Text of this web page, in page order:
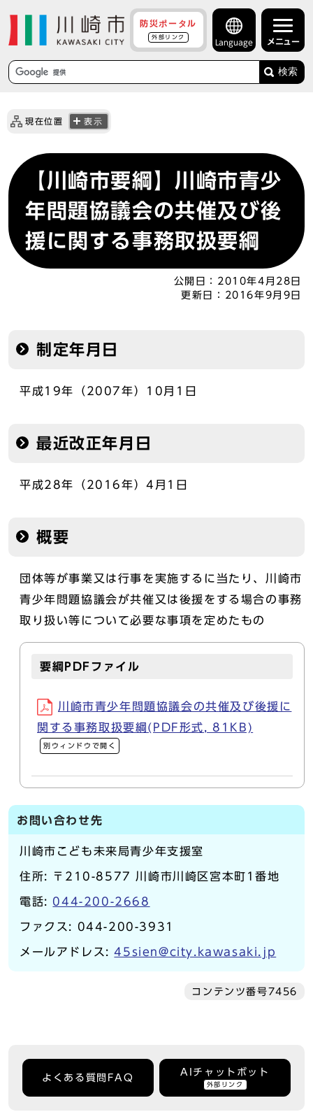
防災ポータル
外部リンク
Language メニュー
検索
現在位置 表示
【川崎市要綱】川崎市青少
年問題協議会の共催及び後
援に関する事務取扱要綱
公開日： 2010年4月28日
更新日：
2016年9月9日
制定年月日
平成19年（2007年）10月1日
最近改正年月日
平成28年（2016年）4月1日
概要
団体等が事業又は行事を実施するに当たり、川崎市
青少年問題協議会が共催又は後援をする場合の事務
取り扱い等について必要な事項を定めたもの
要綱PDFファイル
川崎市青少年問題協議会の共催及び後援に
関する事務取扱要綱(PDF形式, 81KB)
別ウィンドウで開く
お問い合わせ先
川崎市こども未来局青少年支援室
住所: 〒210-8577 川崎市川崎区宮本町1番地
電話: 044-200-2668
ファクス: 044-200-3931
メールアドレス:45sien@city.kawasaki.jp
コンテンツ番号7456
よくある質問FAQ
AIチャットボット
外部リンク